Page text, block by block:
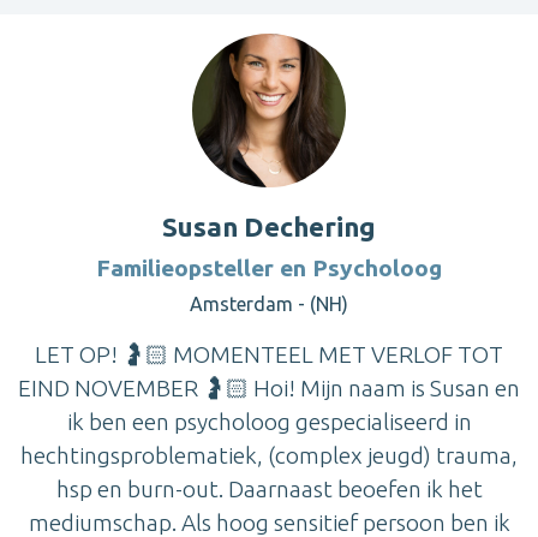
Susan Dechering
Familieopsteller en Psycholoog
Amsterdam - (NH)
LET OP! 🤰🏻 MOMENTEEL MET VERLOF TOT
EIND NOVEMBER 🤰🏻 Hoi! Mijn naam is Susan en
ik ben een psycholoog gespecialiseerd in
hechtingsproblematiek, (complex jeugd) trauma,
hsp en burn-out. Daarnaast beoefen ik het
mediumschap. Als hoog sensitief persoon ben ik